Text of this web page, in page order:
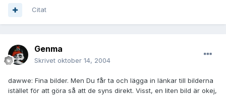
Citat
Genma
Skrivet oktober 14, 2004
dawwe: Fina bilder. Men Du får ta och lägga in länkar till bilderna
istället för att göra så att de syns direkt. Visst, en liten bild är okej,